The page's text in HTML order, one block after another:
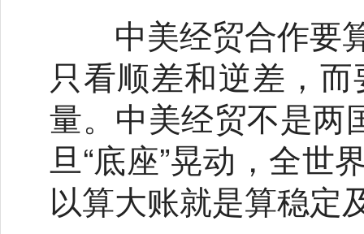
中美经贸合作要算
只看顺差和逆差，
量。中美经贸不是两
旦“底座”晃动，全世
以算大账就是算稳定